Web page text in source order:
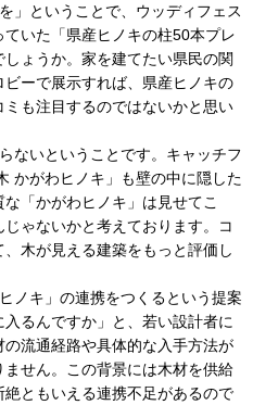
」ということで、ウッディフェス
いた「県産ヒノキの柱50本プレ
ょうか。家を建てたい県民の関
ーで展示すれば、県産ヒノキの
も注目するのではないかと思い
ないということです。キャッチフ
かがわヒノキ」も壁の中に隠した
「かがわヒノキ」は見せてこ
ゃないかと考えております。コ
木が見える建築をもっと評価し
ノキ」の連携をつくるという提案
るんですか」と、若い設計者に
流通経路や具体的な入手方法が
せん。この背景には木材を供給
ともいえる連携不足があるので